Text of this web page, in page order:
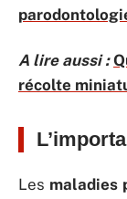
A lire aussi :
récolte
Les maladies